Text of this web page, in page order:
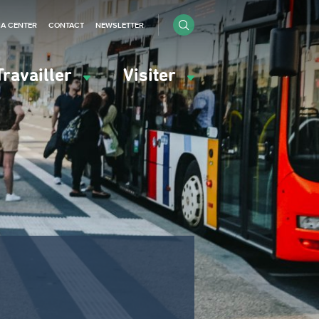
Visiter
CENTER CONTACT NEWSLETTER